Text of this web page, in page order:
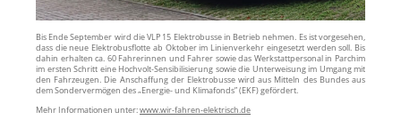
Bis Ende September wird die VLP 15 Elektrobusse in Betrieb nehmen. Es ist vorgesehen,
dass die neue Elektrobusflotte ab Oktober im Linienverkehr eingesetzt werden soll. Bis
dahin erhalten ca. 60 Fahrerinnen und Fahrer sowie das Werkstattpersonal in Parchim
im ersten Schritt eine Hochvolt-Sensibilisierung sowie die Unterweisung im Umgang mit
den Fahrzeugen. Die Anschaffung der Elektrobusse wird aus Mitteln des Bundes aus
dem Sondervermögen des „Energie- und Klimafonds” (EKF) gefördert.
Mehr Informationen unter:www.wir-fahren-elektrisch.de